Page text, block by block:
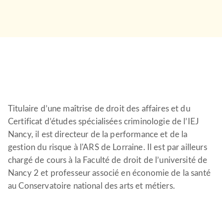
Titulaire d’une maîtrise de droit des affaires et du
Certificat d’études spécialisées criminologie de l’IEJ
Nancy, il est directeur de la performance et de la
gestion du risque à l'ARS de Lorraine. Il est par ailleurs
chargé de cours à la Faculté de droit de l’université de
Nancy 2 et professeur associé en économie de la santé
au Conservatoire national des arts et métiers.